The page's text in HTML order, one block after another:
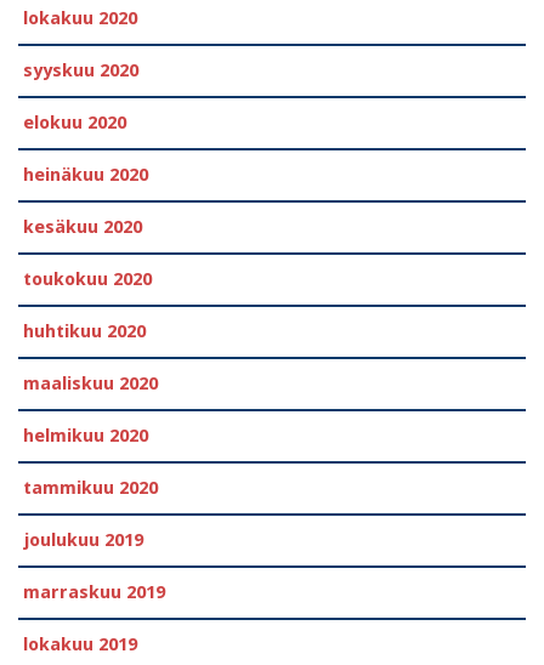
lokakuu 2020
syyskuu 2020
elokuu 2020
heinäkuu 2020
kesäkuu 2020
toukokuu 2020
huhtikuu 2020
maaliskuu 2020
helmikuu 2020
tammikuu 2020
joulukuu 2019
marraskuu 2019
lokakuu 2019